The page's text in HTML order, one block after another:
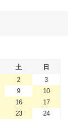
土
日
2
3
9
10
16
17
23 24